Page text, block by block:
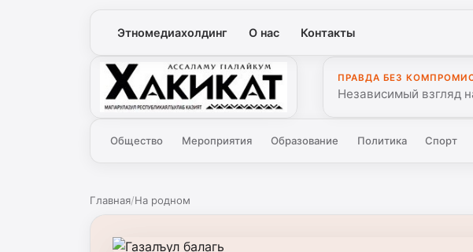
Этномедиахолдинг О нас Контакты
Хакикат
ПРАВДА БЕЗ
Независимый взгляд
Общество Мероприятия Образование Политика Спорт
Главная/На родном